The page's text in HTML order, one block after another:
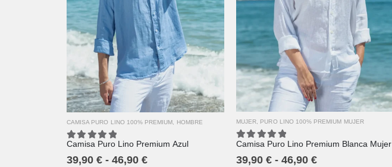
XS S M
L XL 2XL
3XL 4XL
CAMISA PURO LINO 100% PREMIUM HOMBRE
5.00out of 5
Camisa Puro Lino Premium Azul
39,90 € - 46,90 €
XS
L
3XL 4XL
MUJER PURO LINO 100% PREMIUM MUJER
5.00out of 5
Camisa Puro Lino Premium Blanca Mujer
39,90 € - 46,90 €